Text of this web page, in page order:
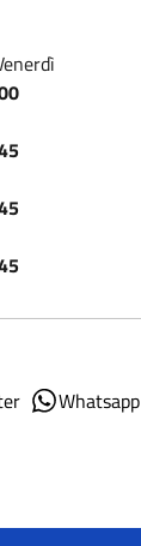
Whatsapp